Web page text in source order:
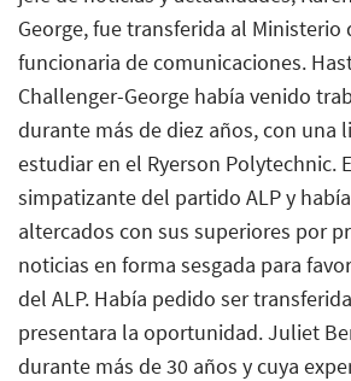
George, fue transferida al Ministerio
funcionaria de comunicaciones.
Challenger-George había venido
durante más de diez años, con una
estudiar en el Ryerson Polytechnic.
simpatizante del partido ALP y
altercados con sus superiores por
noticias en forma sesgada para
del ALP. Había pedido ser
presentara la oportunidad. Juliet
durante más de 30 años y cuya